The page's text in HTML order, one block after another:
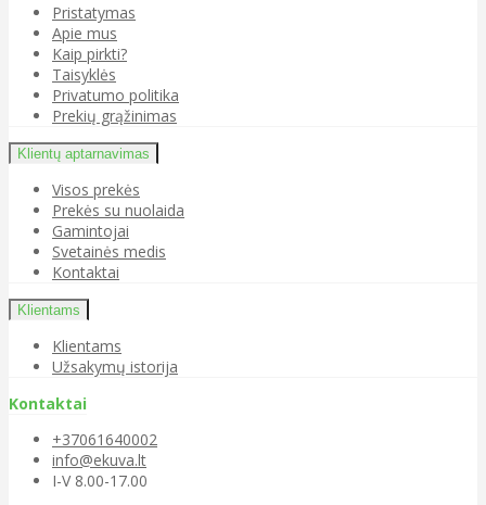
Pristatymas
Apie mus
Kaip pirkti?
Taisyklės
Privatumo politika
Prekių grąžinimas
Klientų aptarnavimas
Visos prekės
Prekės su nuolaida
Gamintojai
Svetainės medis
Kontaktai
Klientams
Klientams
Užsakymų istorija
Kontaktai
+37061640002
info@ekuva.lt
I-V 8.00-17.00